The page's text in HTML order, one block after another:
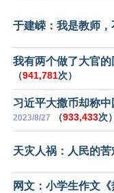
于建嵘：我是教师
我有两个做了大官的
（941,781次）
习近平大撒币却称
2023/8/27 （933,433次）
天灾人祸：人民的
网文：小学生作文